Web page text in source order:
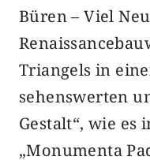
Büren – Viel
Triangels in
sehenswerten
Gestalt“, wie es
„Monumenta